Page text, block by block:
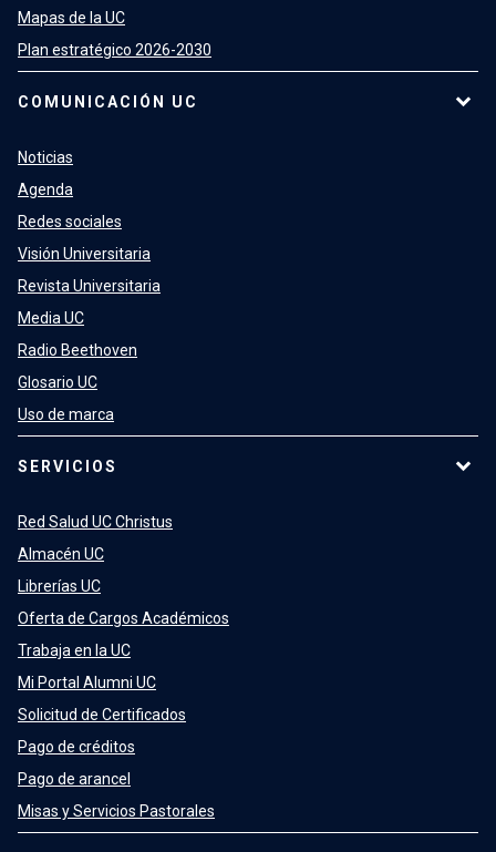
Mapas de la UC
Plan estratégico 2026-2030
COMUNICACIÓN UC
Noticias
Agenda
Redes sociales
Visión Universitaria
Revista Universitaria
Media UC
Radio Beethoven
Glosario UC
Uso de marca
SERVICIOS
Red Salud UC Christus
Almacén UC
Librerías UC
Oferta de Cargos Académicos
Trabaja en la UC
Mi Portal Alumni UC
Solicitud de Certificados
Pago de créditos
Pago de arancel
Misas y Servicios Pastorales